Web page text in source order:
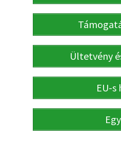
Ültetvény
EU-s